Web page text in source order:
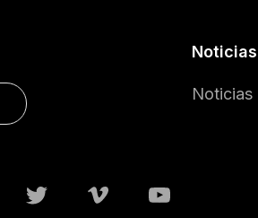
Noticias
Noticias